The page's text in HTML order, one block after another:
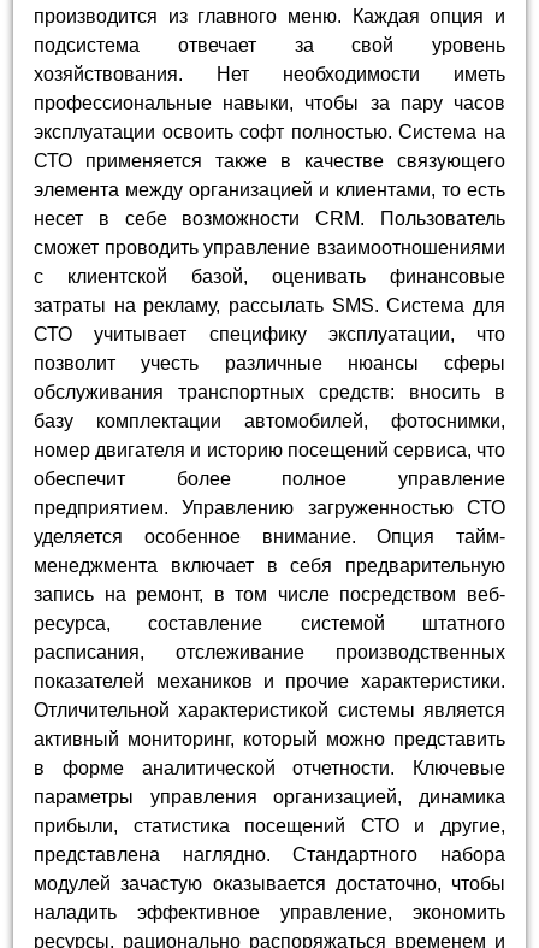
производится из главного меню. Каждая опция и
подсистема отвечает за свой уровень
хозяйствования. Нет необходимости иметь
профессиональные навыки, чтобы за пару часов
эксплуатации освоить софт полностью. Система на
СТО применяется также в качестве связующего
элемента между организацией и клиентами, то есть
несет в себе возможности CRM. Пользователь
сможет проводить управление взаимоотношениями
с клиентской базой, оценивать финансовые
затраты на рекламу, рассылать SMS. Система для
СТО учитывает специфику эксплуатации, что
позволит учесть различные нюансы сферы
обслуживания транспортных средств: вносить в
базу комплектации автомобилей, фотоснимки,
номер двигателя и историю посещений сервиса, что
обеспечит более полное управление
предприятием. Управлению загруженностью СТО
уделяется особенное внимание. Опция тайм-
менеджмента включает в себя предварительную
запись на ремонт, в том числе посредством веб-
ресурса, составление системой штатного
расписания, отслеживание производственных
показателей механиков и прочие характеристики.
Отличительной характеристикой системы является
активный мониторинг, который можно представить
в форме аналитической отчетности. Ключевые
параметры управления организацией, динамика
прибыли, статистика посещений СТО и другие,
представлена наглядно. Стандартного набора
модулей зачастую оказывается достаточно, чтобы
наладить эффективное управление, экономить
ресурсы, рационально распоряжаться временем и